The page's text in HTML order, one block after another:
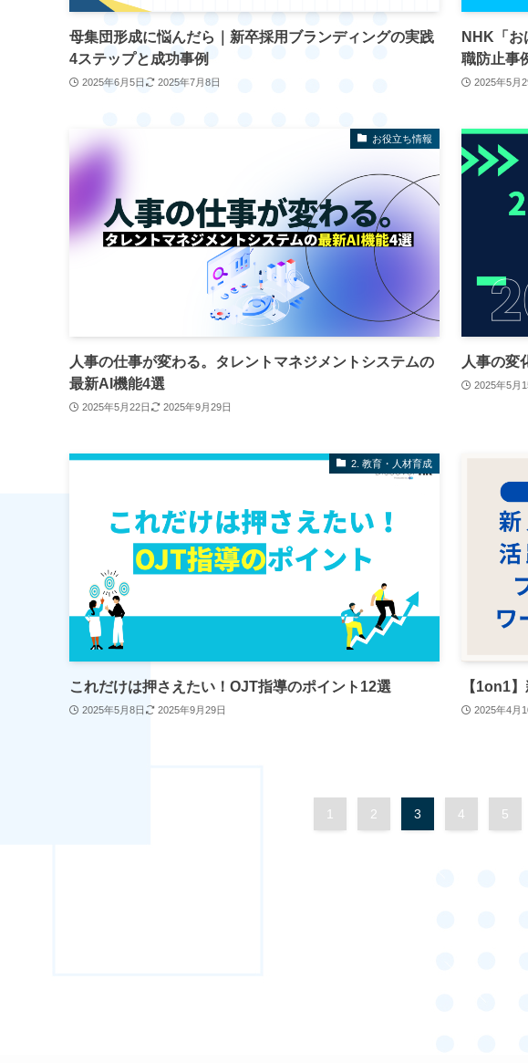
母集団形成に悩んだら｜新卒採用ブランディングの実践
4ステップと成功事例
2025年6月5日 2025年7月8日
NHK「
職防止事
2025年5月
お役立ち情報
人事の仕事が変わる。タレントマネジメントシステムの
最新AI機能4選
2025年5月22日 2025年9月29日
人事の変
2025年5月
2. 教育・人材育成
これだけは押さえたい！OJT指導のポイント12選
2025年5月8日 2025年9月29日
【1on1
2025年4月
1 2 3 4 5